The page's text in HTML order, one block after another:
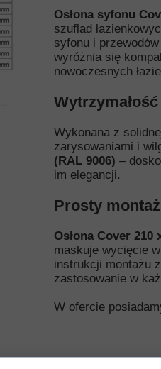
Osłona syfonu
szuflad
syfonu i
wyróżnia się
nowoczesnych
Wykonana z
zarysowaniami i
(RAL 9006) –
im elegancji.
Prosty
Osłona Cover 210
maskuje wycięcie
instrukcji montażu
zastosowanie w
W ofercie